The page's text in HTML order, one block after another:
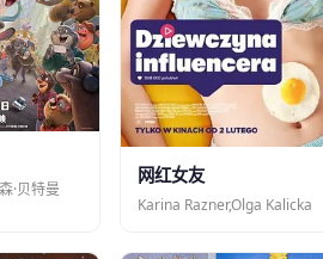
·贝特曼
网红女友
Karina Razner,Olga Kalicka